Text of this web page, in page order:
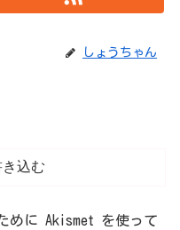
しょうちゃん
込む
めに Akismet を使って